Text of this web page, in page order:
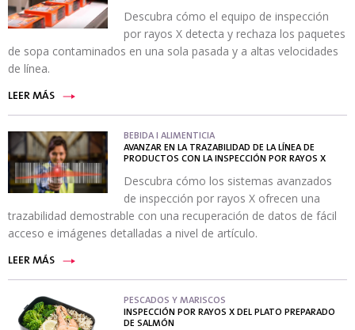
Descubra cómo el equipo de inspección
por rayos X detecta y rechaza los paquetes
de sopa contaminados en una sola pasada y a altas velocidades
de línea.
LEER MÁS
BEBIDA I ALIMENTICIA
AVANZAR EN LA TRAZABILIDAD DE LA LÍNEA DE
PRODUCTOS CON LA INSPECCIÓN POR RAYOS X
Descubra cómo los sistemas avanzados
de inspección por rayos X ofrecen una
trazabilidad demostrable con una recuperación de datos de fácil
acceso e imágenes detalladas a nivel de artículo.
LEER MÁS
PESCADOS Y MARISCOS
INSPECCIÓN POR RAYOS X DEL PLATO PREPARADO
DE SALMÓN